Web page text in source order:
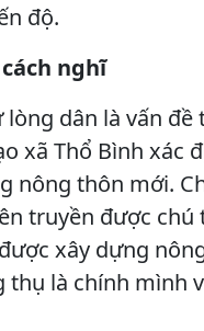
độ.
nghĩ
lòng dân là vấn đề
xã Thổ Bình xác
nông thôn mới.
truyền được chú
xây dựng
là chính mình